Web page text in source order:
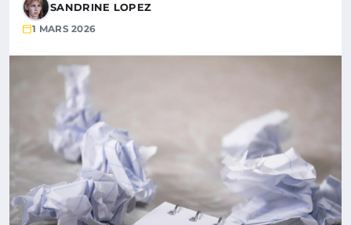
SANDRINE LOPEZ
1 MARS 2026